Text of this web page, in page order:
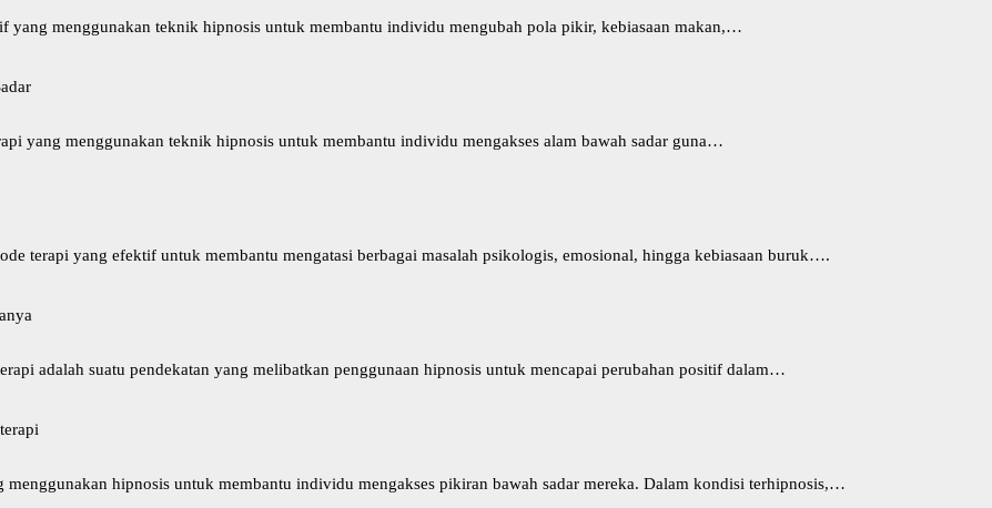
yang menggunakan teknik hipnosis untuk membantu individu mengubah pola pikir, kebiasaan makan,…
yang menggunakan teknik hipnosis untuk membantu individu mengakses alam bawah sadar guna…
terapi yang efektif untuk membantu mengatasi berbagai masalah psikologis, emosional, hingga kebiasaan buruk….
adalah suatu pendekatan yang melibatkan penggunaan hipnosis untuk mencapai perubahan positif dalam…
hipnosis untuk membantu individu mengakses pikiran bawah sadar mereka. Dalam kondisi terhipnosis,…